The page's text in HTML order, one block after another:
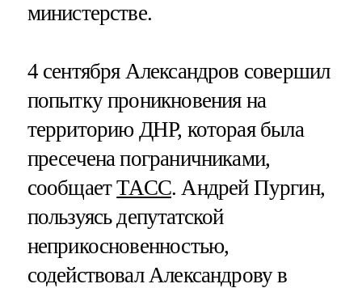
министерстве.
4 сентября Александров совершил
попытку проникновения на
территорию ДНР, которая была
пресечена пограничниками,
сообщаетТАСС. Андрей Пургин,
пользуясь депутатской
неприкосновенностью,
содействовал Александрову в